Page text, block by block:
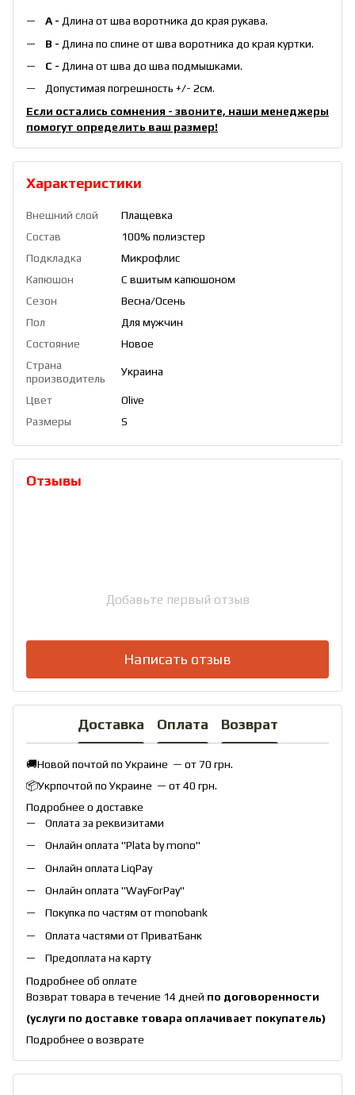
А - Длина от шва воротника до края рукава.
B - Длина по спине от шва воротника до края куртки.
С - Длина от шва до шва подмышками.
Допустимая погрешность +/- 2см.
Если остались сомнения - звоните, наши менеджеры
помогут определить ваш размер!
Характеристики
Внешний слой
Плащевка
Состав
100% полиэстер
Подкладка
Микрофлис
Капюшон
С вшитым капюшоном
Сезон
Весна/Осень
Пол
Для мужчин
Состояние
Новое
Страна
производитель
Украина
Цвет
Olive
Размеры
S
Отзывы
Добавьте первый отзыв
Написать отзыв
Доставка Оплата Возврат
🚚Новой почтой по Украине — от 70 грн.
📦Укрпочтой по Украине — от 40 грн.
Подробнее о доставке
Оплата за реквизитами
Онлайн оплата "Plata by mono"
Онлайн оплата LiqPay
Онлайн оплата "WayForPay"
Покупка по частям от monobank
Оплата частями от ПриватБанк
Предоплата на карту
Подробнее об оплате
Возврат товара в течение 14 дней по договоренности
(услуги по доставке товара оплачивает покупатель)
Подробнее о возврате